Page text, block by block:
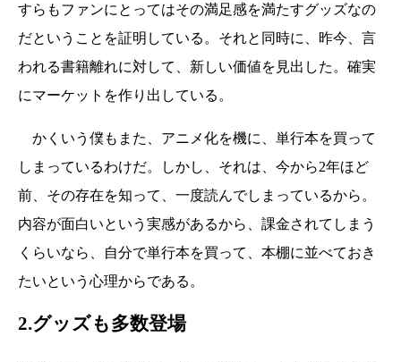
すらもファンにとってはその満足感を満たすグッズなの
だということを証明している。それと同時に、昨今、言
われる書籍離れに対して、新しい価値を見出した。確実
にマーケットを作り出している。
かくいう僕もまた、アニメ化を機に、単行本を買って
しまっているわけだ。しかし、それは、今から2年ほど
前、その存在を知って、一度読んでしまっているから。
内容が面白いという実感があるから、課金されてしまう
くらいなら、自分で単行本を買って、本棚に並べておき
たいという心理からである。
2.グッズも多数登場